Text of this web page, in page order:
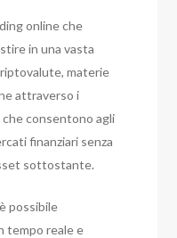
online che
in una vasta
materie
attraverso i
consentono agli
finanziari senza
sottostante.
possibile
tempo reale e